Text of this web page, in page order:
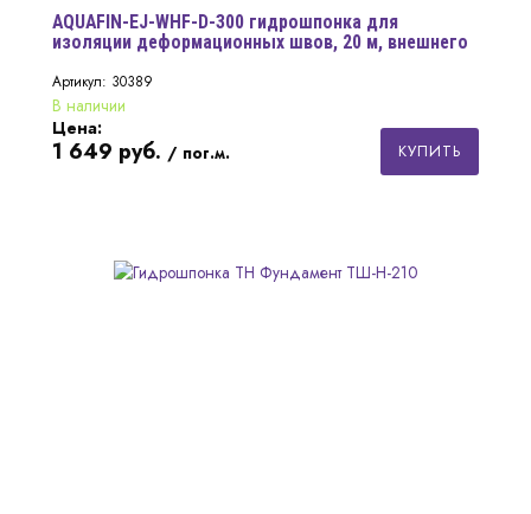
AQUAFIN-EJ-WHF-D-300 гидрошпонка для
изоляции деформационных швов, 20 м, внешнего
Артикул: 30389
В наличии
Цена:
1 649 руб. / пог.м. КУПИТЬ